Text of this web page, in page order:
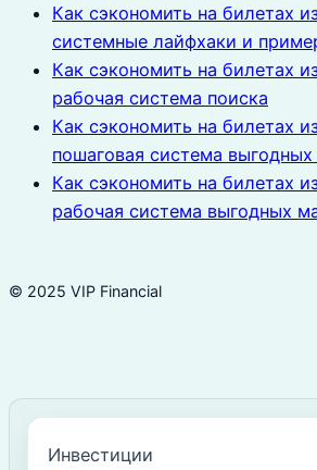
Как сэкономить на билетах
системные лайфхаки и
Как сэкономить на билетах
рабочая система поиска
Как сэкономить на билетах
пошаговая система выгодных
Как сэкономить на билетах
рабочая система выгодных
© 2025 VIP Financial
Инвестиции